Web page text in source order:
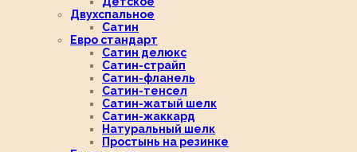
Двухспальное
Сатин
Евро стандарт
Сатин делюкс
Сатин-страйп
Сатин-фланель
Сатин-тенсел
Сатин-жатый шелк
Сатин-жаккард
Натуральный шелк
Простынь на резинке